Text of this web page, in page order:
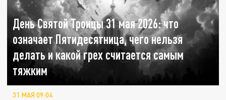
День Святой Троицы 31 мая 2026: что
означает Пятидесятница, чего нельзя
делать и какой грех считается самым
тяжким
31 МАЯ 09:04